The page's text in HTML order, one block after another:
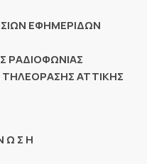
ΕΦΗΜΕΡΙΔΩΝ
ΡΑΔΙΟΦΩΝΙΑΣ
ΤΗΛΕΟΡΑΣΗΣ ΑΤΤΙΚΗΣ
Ω Σ Η